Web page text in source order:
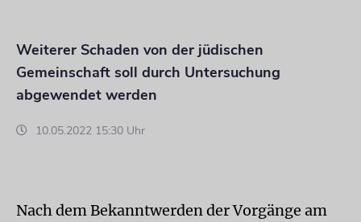
Weiterer Schaden von der jüdischen
Gemeinschaft soll durch Untersuchung
abgewendet werden
10.05.2022 15:30 Uhr
Nach dem Bekanntwerden der Vorgänge am